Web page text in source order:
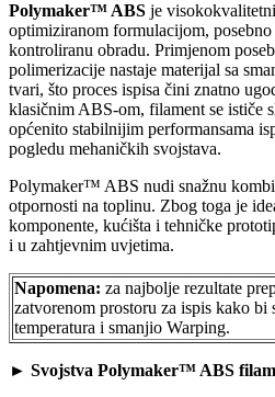
Polymaker™ ABS je
optimiziranom formulacijom,
kontroliranu obradu. Primjenom
polimerizacije nastaje materijal sa
tvari, što proces ispisa čini znatno
klasičnim ABS-om, filament se ističe
općenito stabilnijim performansama
pogledu mehaničkih svojstava.
Polymaker™ ABS nudi snažnu
otpornosti na toplinu. Zbog toga je
komponente, kućišta i tehničke
i u zahtjevnim uvjetima.
Napomena: za najbolje rezultate
zatvorenom prostoru za ispis kako bi
temperatura i smanjio Warping.
► Svojstva Polymaker™ ABS